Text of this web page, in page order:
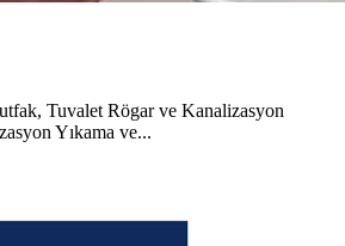
Tuvalet Rögar ve Kanalizasyon
Yıkama ve...